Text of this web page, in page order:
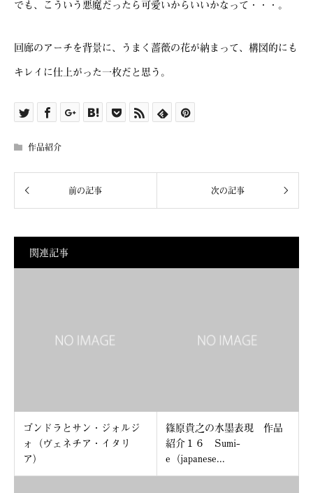
でも、こういう悪魔だったら可愛いからいいかなって・・・。
回廊のアーチを背景に、うまく薔薇の花が納まって、構図的にも
キレイに仕上がった一枚だと思う。
作品紹介
関連記事
ゴンドラとサン・ジォルジ
ォ（ヴェネチア・イタリ
ア）
篠原貴之の水墨表現 作品
紹介１６ Sumi-
e（japanese...